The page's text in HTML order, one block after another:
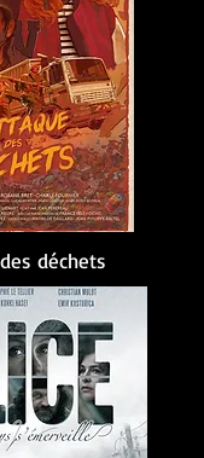
déchets